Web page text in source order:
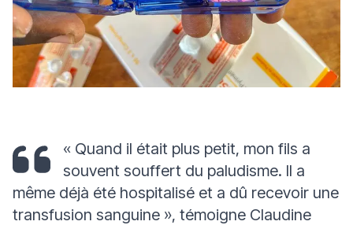
« Quand il était plus petit, mon fils a
souvent souffert du paludisme. Il a
même déjà été hospitalisé et a dû recevoir une
transfusion sanguine », témoigne Claudine